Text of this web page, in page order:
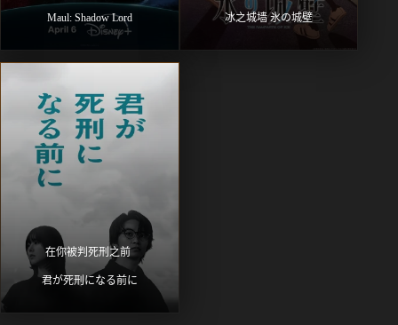
Maul: Shadow Lord 冰之城墙 氷の城壁
在你被判死刑之前
君が死刑になる前に